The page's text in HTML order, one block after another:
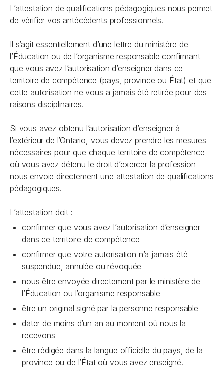
L’attestation de qualifications pédagogiques nous permet
de vérifier vos antécédents professionnels.
Il s’agit essentiellement d’une lettre du ministère de
l’Éducation ou de l’organisme responsable confirmant
que vous avez l’autorisation d’enseigner dans ce
territoire de compétence (pays, province ou État) et que
cette autorisation ne vous a jamais été retirée pour des
raisons disciplinaires.
Si vous avez obtenu l’autorisation d’enseigner à
l’extérieur de l’Ontario, vous devez prendre les mesures
nécessaires pour que chaque territoire de compétence
où vous avez détenu le droit d’exercer la profession
nous envoie directement une attestation de qualifications
pédagogiques.
L’attestation doit :
confirmer que vous avez l’autorisation d’enseigner
dans ce territoire de compétence
confirmer que votre autorisation n’a jamais été
suspendue, annulée ou révoquée
nous être envoyée directement par le ministère de
l’Éducation ou l’organisme responsable
être un original signé par la personne responsable
dater de moins d’un an au moment où nous la
recevons
être rédigée dans la langue officielle du pays, de la
province ou de l’État où vous avez enseigné.